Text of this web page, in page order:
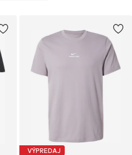
VÝPREDAJ